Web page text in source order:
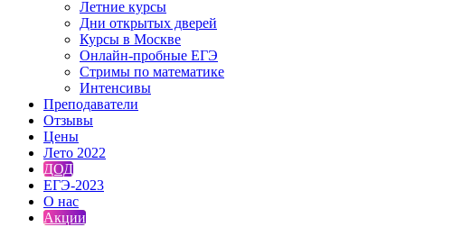
Летние курсы
Дни открытых дверей
Курсы в Москве
Онлайн-пробные ЕГЭ
Стримы по математике
Интенсивы
Преподаватели
Отзывы
Цены
Лето 2022
ДОД
ЕГЭ-2023
О нас
Акции